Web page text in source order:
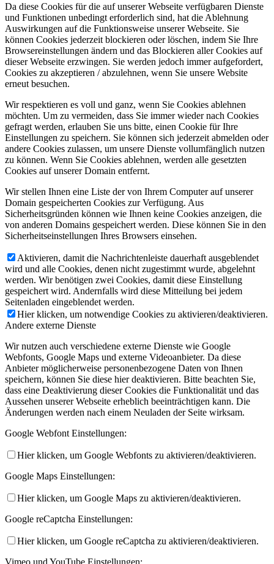
Da diese Cookies für die auf unserer Webseite verfügbaren Dienste
und Funktionen unbedingt erforderlich sind, hat die Ablehnung
Auswirkungen auf die Funktionsweise unserer Webseite. Sie
können Cookies jederzeit blockieren oder löschen, indem Sie Ihre
Browsereinstellungen ändern und das Blockieren aller Cookies auf
dieser Webseite erzwingen. Sie werden jedoch immer aufgefordert,
Cookies zu akzeptieren / abzulehnen, wenn Sie unsere Website
erneut besuchen.
Wir respektieren es voll und ganz, wenn Sie Cookies ablehnen
möchten. Um zu vermeiden, dass Sie immer wieder nach Cookies
gefragt werden, erlauben Sie uns bitte, einen Cookie für Ihre
Einstellungen zu speichern. Sie können sich jederzeit abmelden oder
andere Cookies zulassen, um unsere Dienste vollumfänglich nutzen
zu können. Wenn Sie Cookies ablehnen, werden alle gesetzten
Cookies auf unserer Domain entfernt.
Wir stellen Ihnen eine Liste der von Ihrem Computer auf unserer
Domain gespeicherten Cookies zur Verfügung. Aus
Sicherheitsgründen können wie Ihnen keine Cookies anzeigen, die
von anderen Domains gespeichert werden. Diese können Sie in den
Sicherheitseinstellungen Ihres Browsers einsehen.
Aktivieren, damit die Nachrichtenleiste dauerhaft ausgeblendet
wird und alle Cookies, denen nicht zugestimmt wurde, abgelehnt
werden. Wir benötigen zwei Cookies, damit diese Einstellung
gespeichert wird. Andernfalls wird diese Mitteilung bei jedem
Seitenladen eingeblendet werden.
Hier klicken, um notwendige Cookies zu aktivieren/deaktivieren.
Andere externe Dienste
Wir nutzen auch verschiedene externe Dienste wie Google
Webfonts, Google Maps und externe Videoanbieter. Da diese
Anbieter möglicherweise personenbezogene Daten von Ihnen
speichern, können Sie diese hier deaktivieren. Bitte beachten Sie,
dass eine Deaktivierung dieser Cookies die Funktionalität und das
Aussehen unserer Webseite erheblich beeinträchtigen kann. Die
Änderungen werden nach einem Neuladen der Seite wirksam.
Google Webfont Einstellungen:
Hier klicken, um Google Webfonts zu aktivieren/deaktivieren.
Google Maps Einstellungen:
Hier klicken, um Google Maps zu aktivieren/deaktivieren.
Google reCaptcha Einstellungen:
Hier klicken, um Google reCaptcha zu aktivieren/deaktivieren.
Vimeo und YouTube Einstellungen: